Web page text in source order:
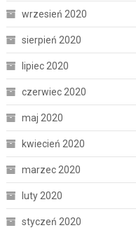
wrzesień 2020
sierpień 2020
lipiec 2020
czerwiec 2020
maj 2020
kwiecień 2020
marzec 2020
luty 2020
styczeń 2020